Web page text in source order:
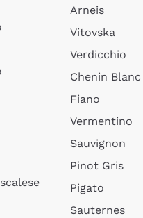
Arneis
Vitovska
Verdicchio
Chenin Blanc
Fiano
Vermentino
Sauvignon
Pinot Gris
Pigato
Sauternes